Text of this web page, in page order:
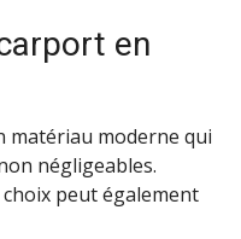
en
matériau moderne qui
négligeables.
peut également